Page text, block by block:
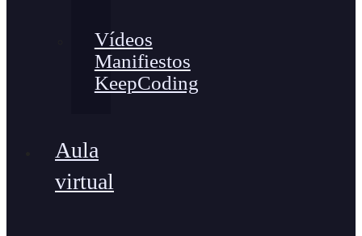
Vídeos
Manifiestos
KeepCoding
Aula
virtual